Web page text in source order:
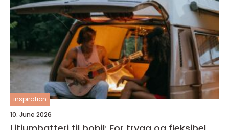
inspiration
10. June 2026